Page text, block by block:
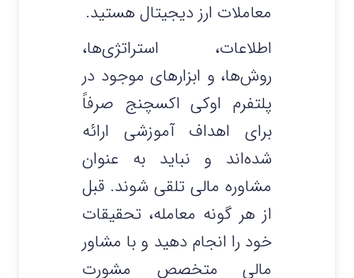
معاملات ارز دیجیتال هستید.
اطلاعات، استراتژی‌ها،
روش‌ها، و ابزارهای موجود در
پلتفرم اوکی اکسچنج صرفاً
برای اهداف آموزشی ارائه
شده‌اند و نباید به عنوان
مشاوره مالی تلقی شوند. قبل
از هر گونه معامله، تحقیقات
خود را انجام دهید و با مشاور
مالی متخصص مشورت